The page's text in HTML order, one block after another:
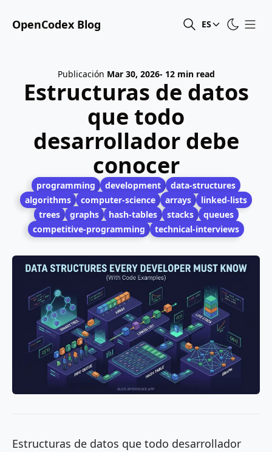
OpenCodex Blog ES
Publicación Mar 30, 2026- 12 min read
Estructuras de datos
que todo
desarrollador debe
conocer
programming development
data-structures
algorithms
computer-science arrays
linked-lists
trees
graphs hash-tables stacks
queues
competitive-programming
technical-interviews
Estructuras de datos que todo desarrollador